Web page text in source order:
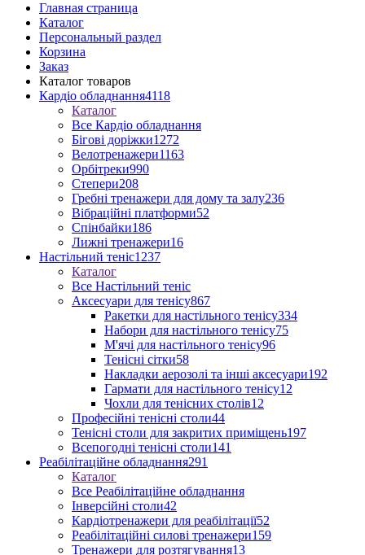
Главная страница
Каталог
Персональный раздел
Корзина
Заказ
Каталог товаров
Кардіо обладнання4118
Каталог
Все Кардіо обладнання
Бігові доріжки1272
Велотренажери1163
Орбітреки990
Степери208
Гребні тренажери для дому та залу236
Вібраційні платформи52
Спінбайки186
Лижні тренажери16
Настільний теніс1237
Каталог
Все Настільний теніс
Аксесуари для тенісу867
Ракетки для настільного тенісу334
Набори для настільного тенісу75
М'ячі для настільного тенісу96
Тенісні сітки58
Накладки аерозолі та інші аксесуари192
Гармати для настільного тенісу12
Чохли для тенісних столів12
Професійні тенісні столи44
Тенісні столи для закритих приміщень197
Всепогодні тенісні столи141
Реабілітаційне обладнання291
Каталог
Все Реабілітаційне обладнання
Інверсійні столи42
Кардіотренажери для реабілітації52
Реабілітаційні силові тренажери159
Тренажери для розтягування13